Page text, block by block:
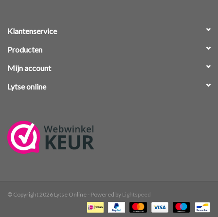
Klantenservice
Producten
Mijn account
Lytse online
© Copyright 2026 Lytse Online - Powered by Lightspeed